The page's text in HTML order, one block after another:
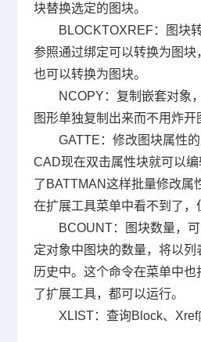
块替换选定的图块。
BLOCKTOXREF：图块
参照通过绑定可以转换为图块
也可以转换为图块。
NCOPY ：复制嵌套对象
图形单独复制出来而不用炸开
GATTE ：修改图块属性
CAD现在双击属性块就可以
了 BATTMAN这样批量修改属
在扩展工具菜单中看不到了，
BCOUNT：图块数量，
定对象中图块的数量，将以
历史中。这个命令在菜单中
了扩展工具，都可以运行。
XLIST：查询Block、 Xref